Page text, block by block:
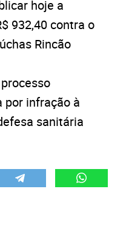
hoje a
932,40 contra o
Rincão
por infração à
sanitária